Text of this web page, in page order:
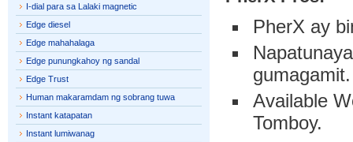
PherX ay
gumagamit.
Available
Tomboy.
I-dial para sa Lalaki magnetic
Edge diesel
Edge mahahalaga
Edge punungkahoy ng sandal
Edge Trust
Human makaramdam ng sobrang tuwa
Instant katapatan
Instant lumiwanag